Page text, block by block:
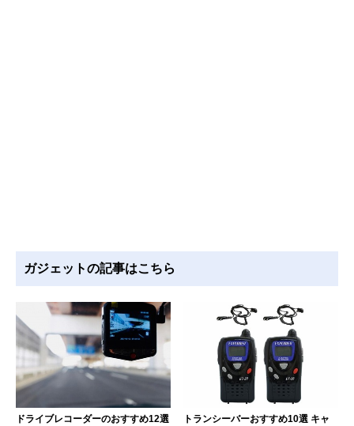
ガジェットの記事はこちら
ドライブレコーダーのおすすめ12選
トランシーバーおすすめ10選 キャ